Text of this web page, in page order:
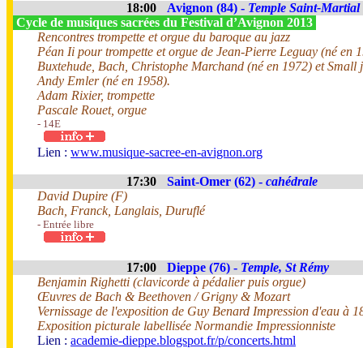
18:00 Avignon (84) - Temple Saint-Martial
Cycle de musiques sacrées du Festival d’Avignon 2013
Rencontres trompette et orgue du baroque au jazz
Péan Ii pour trompette et orgue de Jean-Pierre Leguay (né en
Buxtehude, Bach, Christophe Marchand (né en 1972) et
Andy Emler (né en 1958).
Adam Rixier, trompette
Pascale Rouet, orgue
- 14E
Lien : www.musique-sacree-en-avignon.org
17:30 Saint-Omer (62) - cahédrale
David Dupire (F)
Bach, Franck, Langlais, Duruflé
- Entrée libre
17:00 Dieppe (76) - Temple, St Rémy
Benjamin Righetti (clavicorde à pédalier puis orgue)
Œuvres de Bach & Beethoven / Grigny & Mozart
Vernissage de l'exposition de Guy Benard Impression d'eau à
Exposition picturale labellisée Normandie Impressionniste
Lien : academie-dieppe.blogspot.fr/p/concerts.html